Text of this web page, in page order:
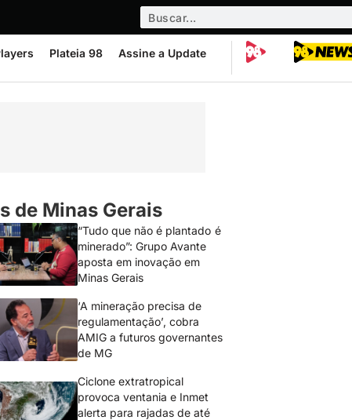
Plateia 98 Assine a Update
de Minas Gerais
“Tudo que não é plantado é
minerado”: Grupo Avante
aposta em inovação em
Minas Gerais
‘A mineração precisa de
regulamentação’, cobra
AMIG a futuros governantes
de MG
Ciclone extratropical
provoca ventania e Inmet
alerta para rajadas de até